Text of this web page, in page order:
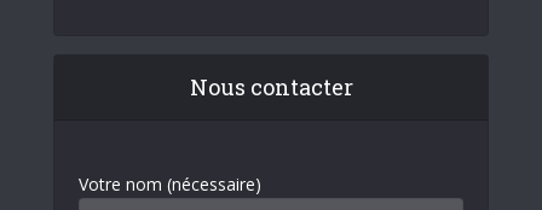
Nous contacter
Votre nom (nécessaire)